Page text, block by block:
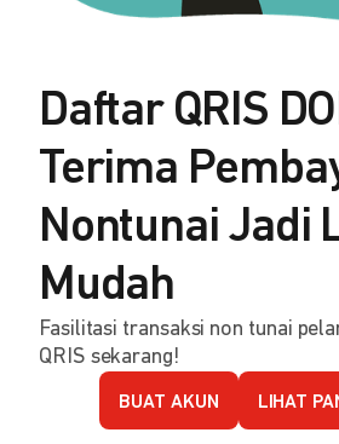
Daftar QRIS
Terima
Nontunai Jadi
Mudah
Fasilitasi transaksi non tunai
QRIS sekarang!
BUAT AKUN LIHAT